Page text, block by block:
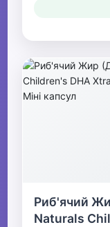
Риб'ячий
Naturals